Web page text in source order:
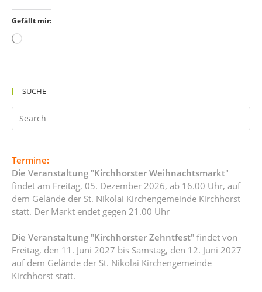
Gefällt mir:
Wird
SUCHE
Termine:
Die Veranstaltung "Kirchhorster Weihnachtsmarkt"
findet am Freitag, 05. Dezember 2026, ab 16.00 Uhr, auf
dem Gelände der St. Nikolai Kirchengemeinde Kirchhorst
statt. Der Markt endet gegen 21.00 Uhr
Die Veranstaltung "Kirchhorster Zehntfest" findet von
Freitag, den 11. Juni 2027 bis Samstag, den 12. Juni 2027
auf dem Gelände der St. Nikolai Kirchengemeinde
Kirchhorst statt.